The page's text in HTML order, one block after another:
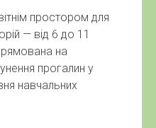
простором для
— від 6 до 11
на
прогалин у
навчальних